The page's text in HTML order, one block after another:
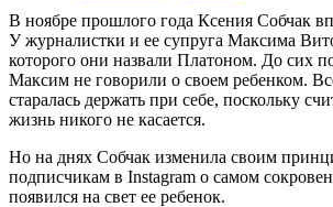
В ноябре прошлого года Ксения Собчак
У журналистки и ее супруга Максима
которого они назвали Платоном. До сих
Максим не говорили о своем ребенком.
старалась держать при себе, поскольку
жизнь никого не касается.
Но на днях Собчак изменила своим
подписчикам в Instagram о самом
появился на свет ее ребенок.